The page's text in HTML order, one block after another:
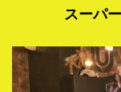
スーパ